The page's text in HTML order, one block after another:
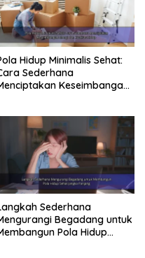
Hidup Minimalis Sehat:
Sederhana
Keseimbangan
Sederhana
Begadang untuk
Pola Hidup